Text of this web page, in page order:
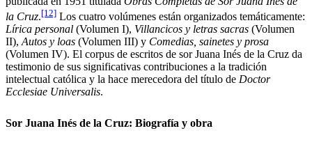
la Cruz.[12] Los cuatro volúmenes están organizados temáticamente:
Lírica personal (Volumen I), Villancicos y letras sacras (Volumen
II), Autos y loas (Volumen III) y Comedias, sainetes y prosa
(Volumen IV). El corpus de escritos de sor Juana Inés de la Cruz da
testimonio de sus significativas contribuciones a la tradición
intelectual católica y la hace merecedora del título de Doctor
Ecclesiae Universalis.
Sor Juana Inés de la Cruz: Biografía y obra